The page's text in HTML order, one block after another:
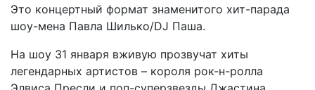
Это концертный формат знаменитого хит-парада
шоу-мена Павла Шилько/DJ Паша.
На шоу 31 января вживую прозвучат хиты
легендарных артистов – короля рок-н-ролла